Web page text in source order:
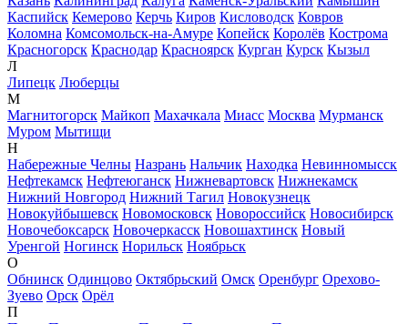
Каспийск Кемерово Керчь Киров Кисловодск Ковров
Коломна Комсомольск-на-Амуре Копейск Королёв Кострома
Красногорск Краснодар Красноярск Курган Курск Кызыл
Л
Липецк Люберцы
М
Магнитогорск Майкоп Махачкала Миасс Москва Мурманск
Муром Мытищи
Н
Набережные Челны Назрань Нальчик Находка Невинномысск
Нефтекамск Нефтеюганск Нижневартовск Нижнекамск
Нижний Новгород Нижний Тагил Новокузнецк
Новокуйбышевск Новомосковск Новороссийск Новосибирск
Новочебоксарск Новочеркасск Новошахтинск Новый
Уренгой Ногинск Норильск Ноябрьск
О
Обнинск Одинцово Октябрьский Омск Оренбург Орехово-
Зуево Орск Орёл
П